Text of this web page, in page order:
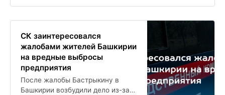
СК заинтересовался
жалобами жителей Башкирии
на вредные выбросы
предприятия
После жалобы Бастрыкину в
Башкирии возбудили дело из-за